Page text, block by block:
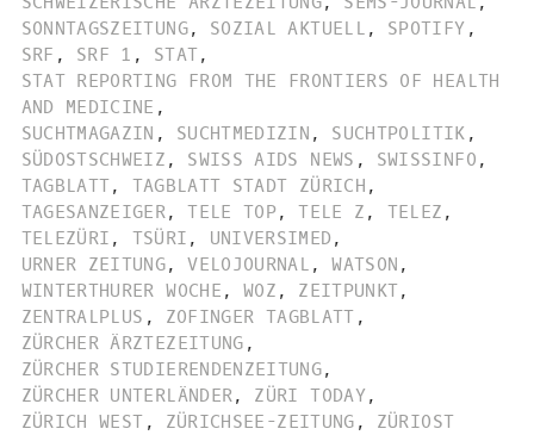
SONNTAGSZEITUNG, SOZIAL AKTUELL , SPOTIFY ,
SRF , SRF 1 , STAT,
STAT REPORTING FROM THE FRONTIERS OF HEALTH
AND MEDICINE ,
SUCHTMAGAZIN , SUCHTMEDIZIN , SUCHTPOLITIK ,
SÜDOSTSCHWEIZ , SWISS AIDS NEWS , SWISSINFO ,
TAGBLATT, TAGBLATT STADT ZÜRICH ,
TAGESANZEIGER, TELE TOP, TELE Z , TELEZ ,
TELEZÜRI , TSÜRI , UNIVERSIMED ,
URNER ZEITUNG, VELOJOURNAL , WATSON ,
WINTERTHURER WOCHE , WOZ , ZEITPUNKT,
ZENTRALPLUS , ZOFINGER TAGBLATT ,
ZÜRCHER ÄRZTEZEITUNG ,
ZÜRCHER STUDIERENDENZEITUNG,
ZÜRCHER UNTERLÄNDER, ZÜRI TODAY,
ZÜRICH WEST , ZÜRICHSEE-ZEITUNG , ZÜRIOST